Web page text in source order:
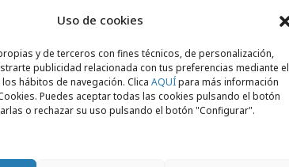
Uso de cookies
y de terceros con fines técnicos, de personalización,
publicidad relacionada con tus preferencias mediante el
hábitos de navegación. Clica AQUÍpara más información
Puedes aceptar todas las cookies pulsando el botón
o rechazar su uso pulsando el botón "Configurar".
Lejos de esperar a
sistemas interpretan
construyen intención de
productos y marcas antes
una fase racional de
como si